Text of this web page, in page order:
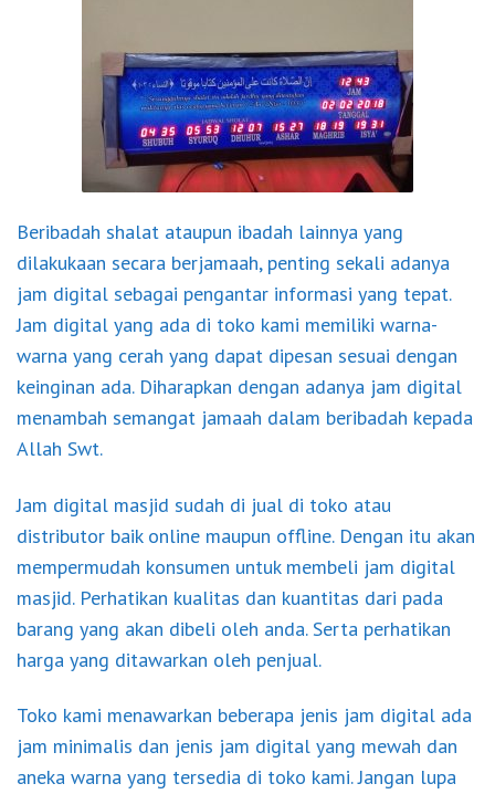
Beribadah shalat ataupun ibadah lainnya yang
dilakukaan secara berjamaah, penting sekali adanya
jam digital sebagai pengantar informasi yang tepat.
Jam digital yang ada di toko kami memiliki warna-
warna yang cerah yang dapat dipesan sesuai dengan
keinginan ada. Diharapkan dengan adanya jam digital
menambah semangat jamaah dalam beribadah kepada
Allah Swt.
Jam digital masjid sudah di jual di toko atau
distributor baik online maupun offline. Dengan itu akan
mempermudah konsumen untuk membeli jam digital
masjid. Perhatikan kualitas dan kuantitas dari pada
barang yang akan dibeli oleh anda. Serta perhatikan
harga yang ditawarkan oleh penjual.
Toko kami menawarkan beberapa jenis jam digital ada
jam minimalis dan jenis jam digital yang mewah dan
aneka warna yang tersedia di toko kami. Jangan lupa